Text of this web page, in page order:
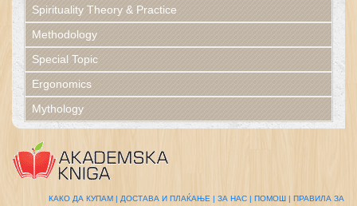
Spirituality Theory & Practice
Methodology
Special Topic
Ergonomics
Mythology
КАКО ДА КУПАМ | ДОСТАВА И ПЛАЌАЊЕ | ЗА НАС | ПОМОШ |
ПРАВИЛА ЗА